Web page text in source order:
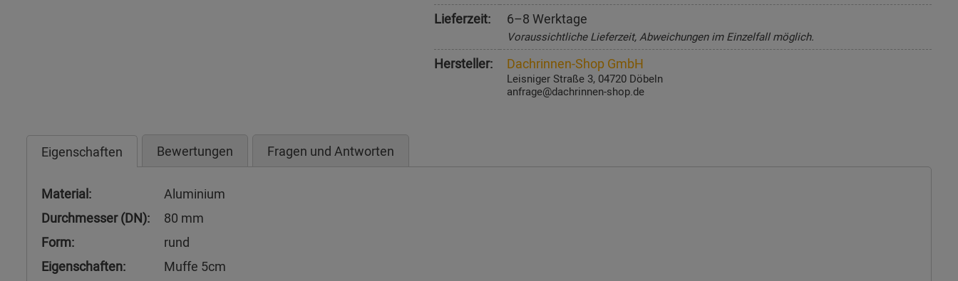
Lieferzeit:
6–8 Werktage
Voraussichtliche Lieferzeit, Abweichungen im Einzelfall möglich.
Hersteller: Dachrinnen-Shop GmbH
Leisniger Straße 3, 04720 Döbeln
anfrage@dachrinnen-shop.de
Eigenschaften Bewertungen Fragen und Antworten
Material:
Aluminium
Durchmesser (DN):
80 mm
Form:
rund
Eigenschaften:
Muffe 5cm